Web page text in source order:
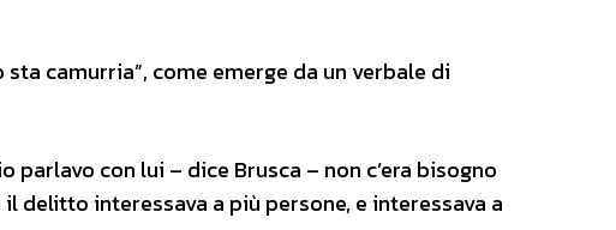
camurria”, come emerge da un verbale di
parlavo con lui – dice Brusca – non c’era bisogno
delitto interessava a più persone, e interessava a